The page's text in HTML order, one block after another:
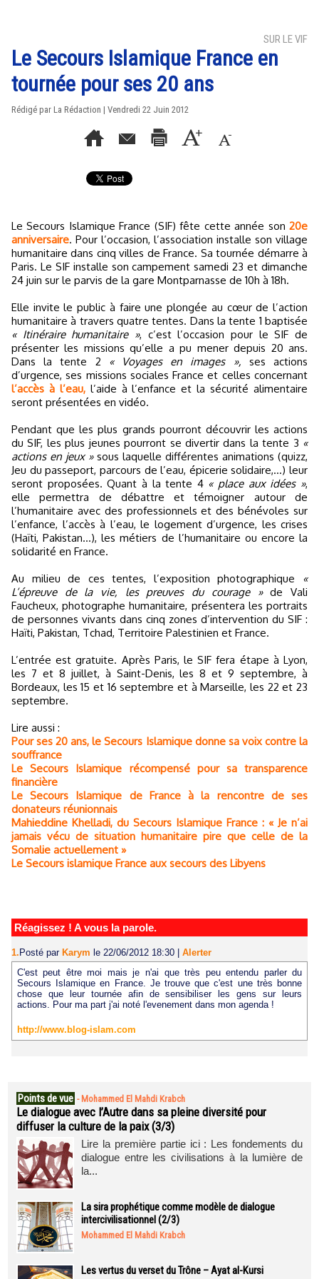
SUR LE VIF
Le Secours Islamique France en
tournée pour ses 20 ans
Rédigé par La Rédaction | Vendredi 22 Juin 2012
Le Secours Islamique France (SIF) fête cette année son 20e
anniversaire. Pour l’occasion, l’association installe son village
humanitaire dans cinq villes de France. Sa tournée démarre à
Paris. Le SIF installe son campement samedi 23 et dimanche
24 juin sur le parvis de la gare Montparnasse de 10h à 18h.
Elle invite le public à faire une plongée au cœur de l’action
humanitaire à travers quatre tentes. Dans la tente 1 baptisée
« Itinéraire humanitaire », c’est l’occasion pour le SIF de
présenter les missions qu’elle a pu mener depuis 20 ans.
Dans la tente 2
« Voyages en images », ses actions
d’urgence, ses missions sociales France et celles concernant
l’accès à l’eau,l’aide à l’enfance et la sécurité alimentaire
seront présentées en vidéo.
Pendant que les plus grands pourront découvrir les actions
du SIF, les plus jeunes pourront se divertir dans la tente 3 «
actions en jeux »sous laquelle différentes animations (quizz,
Jeu du passeport, parcours de l’eau, épicerie solidaire,…) leur
seront proposées. Quant à la tente 4 « place aux idées »,
elle permettra de débattre et témoigner autour de
l’humanitaire avec des professionnels et des bénévoles sur
l’enfance, l’accès à l’eau, le logement d’urgence, les crises
(Haïti, Pakistan…), les métiers de l’humanitaire ou encore la
solidarité en France.
Au milieu de ces tentes, l’exposition photographique
«
L’épreuve de la vie, les preuves du courage »de Vali
Faucheux, photographe humanitaire, présentera les portraits
de personnes vivants dans cinq zones d’intervention du SIF :
Haïti, Pakistan, Tchad, Territoire Palestinien et France.
L’entrée est gratuite. Après Paris, le SIF fera étape à Lyon,
les 7 et 8 juillet, à Saint-Denis, les 8 et 9 septembre, à
Bordeaux, les 15 et 16 septembre et à Marseille, les 22 et 23
septembre.
Lire aussi :
Pour ses 20 ans, le Secours Islamique donne sa voix contre la
souffrance
Le Secours Islamique récompensé pour sa transparence
financière
Le Secours Islamique de France à la rencontre de ses
donateurs réunionnais
Mahieddine Khelladi, du Secours Islamique France : « Je n’ai
jamais vécu de situation humanitaire pire que celle de la
Somalie actuellement »
Le Secours islamique France aux secours des Libyens
Réagissez ! A vous la parole.
1. Posté par Karym le 22/06/2012 18:30
Alerter
C'est peut être moi mais je n'ai que très peu entendu parler du
Secours Islamique en France. Je trouve que c'est une très bonne
chose que leur tournée afin de sensibiliser les gens sur leurs
actions. Pour ma part j'ai noté l'evenement dans mon agenda !
http://www.blog-islam.com
Points de vue - Mohammed El Mahdi Krabch
Le dialogue avec l’Autre dans sa pleine diversité pour
diffuser la culture de la paix (3/3)
Lire la première partie ici : Les fondements du
dialogue entre les civilisations à la lumière de
la...
La sira prophétique comme modèle de dialogue
intercivilisationnel (2/3)
Mohammed El Mahdi Krabch
Les vertus du verset du Trône – Ayat al-Kursi